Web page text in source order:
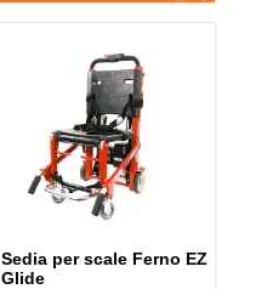
Sedia per scale Ferno EZ
Glide